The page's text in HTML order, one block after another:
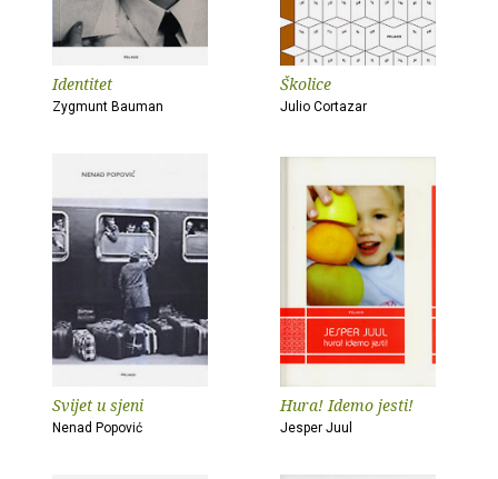
Identitet
Zygmunt Bauman
Školice
Julio Cortazar
Svijet u sjeni
Nenad Popović
Hura! Idemo jesti!
Jesper Juul